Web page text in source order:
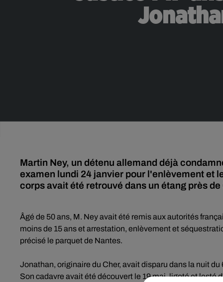
Martin Ney, un détenu allemand déjà
examen lundi 24 janvier pour l'enlèvement et
corps avait été retrouvé dans un étang près
Âgé de 50 ans, M. Ney avait été remis aux autorités
moins de 15 ans et arrestation, enlèvement et
précisé le parquet de Nantes.
Jonathan, originaire du Cher, avait disparu dans la nuit
Son cadavre avait été découvert le 19 mai, ligoté et lesté